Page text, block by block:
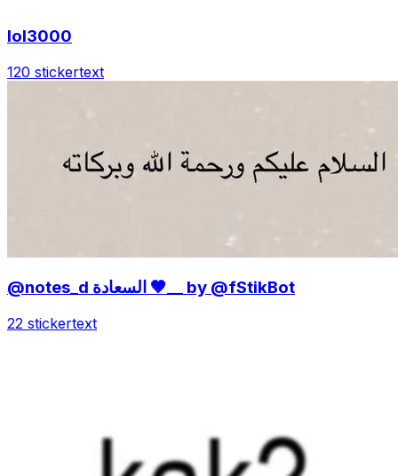
lol3000
120 stickertext
@notes_d السعادة 🤎__ by @fStikBot
22 stickertext